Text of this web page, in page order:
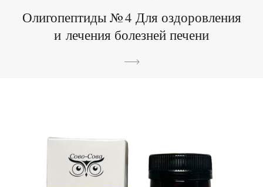
Олигопептиды № 4 Для оздоровления
и лечения болезней печени